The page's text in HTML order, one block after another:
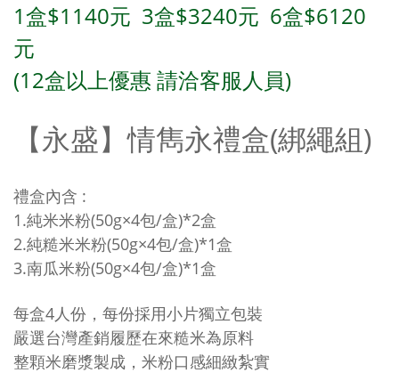
1盒$1140元 3盒$3240元 6盒$6120
元
(12盒以上優惠 請洽客服人員)
【永盛】情雋永禮盒(綁繩組)
禮盒內含 :
1.純米米粉(50g×4包/盒)*2盒
2.純糙米米粉(50g×4包/盒)*1盒
3.南瓜米粉(50g×4包/盒)*1盒
每盒4人份，每份採用小片獨立包裝
嚴選台灣產銷履歷在來糙米為原料
整顆米磨漿製成，米粉口感細緻紮實